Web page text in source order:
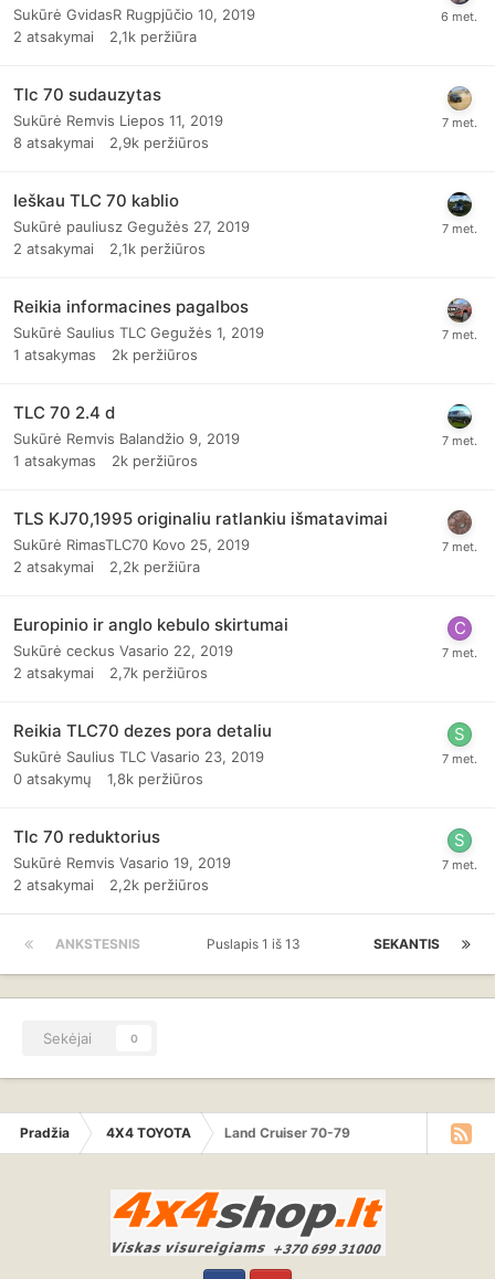
Sukūrė GvidasR Rugpjūčio 10, 2019
2 atsakymai 2,1k peržiūra
Tlc 70 sudauzytas
Sukūrė Remvis Liepos 11, 2019
8 atsakymai 2,9k peržiūros
Ieškau TLC 70 kablio
Sukūrė pauliusz Gegužės 27, 2019
2 atsakymai 2,1k peržiūros
Reikia informacines pagalbos
Sukūrė Saulius TLC Gegužės 1, 2019
1 atsakymas 2k peržiūros
TLC 70 2.4 d
Sukūrė Remvis Balandžio 9, 2019
1 atsakymas 2k peržiūros
TLS KJ70,1995 originaliu ratlankiu išmatavimai
Sukūrė RimasTLC70 Kovo 25, 2019
2 atsakymai 2,2k peržiūra
Europinio ir anglo kebulo skirtumai
Sukūrė ceckus Vasario 22, 2019
2 atsakymai 2,7k peržiūros
Reikia TLC70 dezes pora detaliu
Sukūrė Saulius TLC Vasario 23, 2019
0 atsakymų 1,8k peržiūros
Tlc 70 reduktorius
Sukūrė Remvis Vasario 19, 2019
2 atsakymai 2,2k peržiūros
ANKSTESNIS SEKANTIS
Puslapis 1 iš 13
Sekėjai 0
Pradžia 4X4 TOYOTA Land Cruiser 70-79